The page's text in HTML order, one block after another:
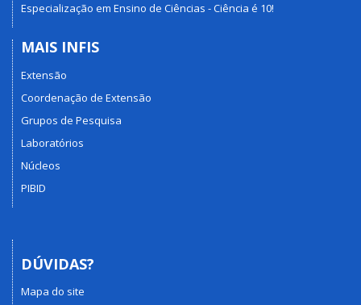
Especialização em Ensino de Ciências - Ciência é 10!
MAIS INFIS
Extensão
Coordenação de Extensão
Grupos de Pesquisa
Laboratórios
Núcleos
PIBID
DÚVIDAS?
Mapa do site